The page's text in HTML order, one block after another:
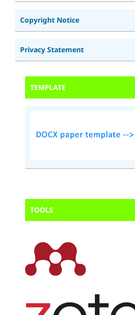
Copyright Notice
Privacy Statement
TEMPLATE
TOOLS